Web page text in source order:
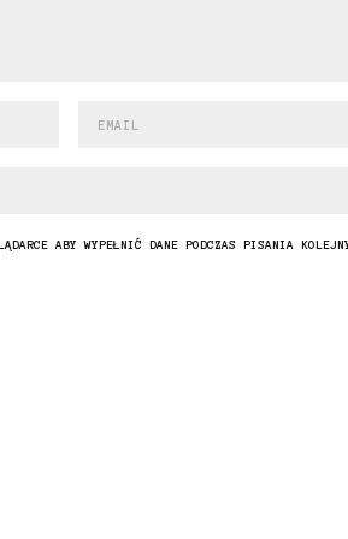
ABY WYPEŁNIĆ DANE PODCZAS PISANIA